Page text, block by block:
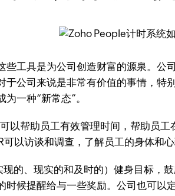
工具是为公司创造财富的源泉。公
公司来说是非常有价值的事情，
一种“新常态”。
以帮助员工有效管理时间，帮助员
可以访谈和调查，了解员工的身体和
的、现实的和及时的）健身目标，
候提醒给与一些奖励。公司也可以